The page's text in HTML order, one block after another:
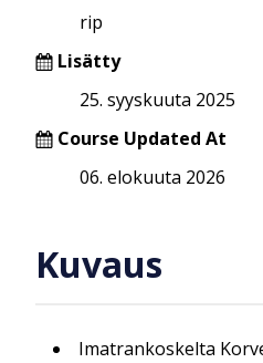
rip
Lisätty
25. syyskuuta 2025
Course Updated At
06. elokuuta 2026
Kuvaus
Imatrankoskelta